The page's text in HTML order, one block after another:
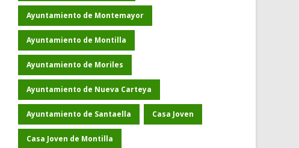
Ayuntamiento de Montemayor
Ayuntamiento de Montilla
Ayuntamiento de Moriles
Ayuntamiento de Nueva Carteya
Ayuntamiento de Santaella Casa Joven
Casa Joven de Montilla